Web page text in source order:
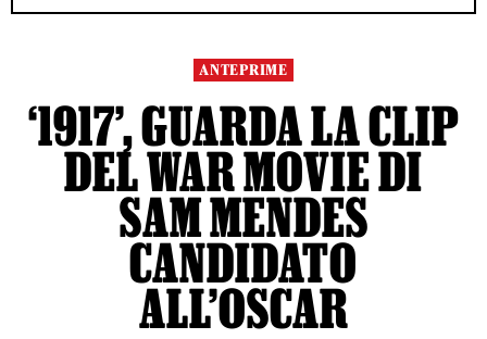
ANTEPRIME
‘1917’, GUARDA LA CLIP
DEL WAR MOVIE DI
SAM MENDES
CANDIDATO
ALL’OSCAR